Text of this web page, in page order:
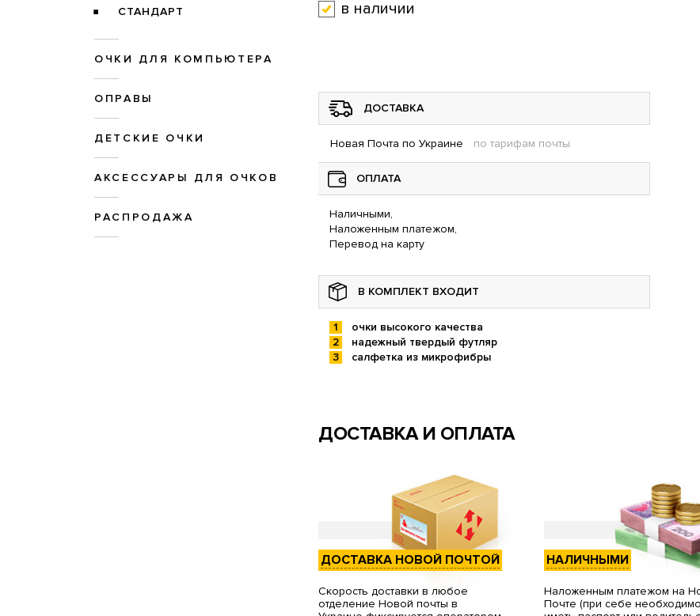
СТАНДАРТ
ОЧКИ ДЛЯ КОМПЬЮТЕРА
ОПРАВЫ
ДЕТСКИЕ ОЧКИ
АКСЕССУАРЫ ДЛЯ ОЧКОВ
РАСПРОДАЖА
в наличии
ДОСТАВКА
Новая Почта по Украине по тарифам почты
ОПЛАТА
Наличными,
Наложенным платежом,
Перевод на карту
В КОМПЛЕКТ ВХОДИТ
очки высокого качества
надежный твердый футляр
салфетка из микрофибры
ДОСТАВКА И ОПЛАТА
ДОСТАВКА НОВОЙ ПОЧТОЙ
Скорость доставки в любое
отделение Новой почты в
НАЛИЧНЫМИ
Наложенным платежом на
Почте (при себе необходимо